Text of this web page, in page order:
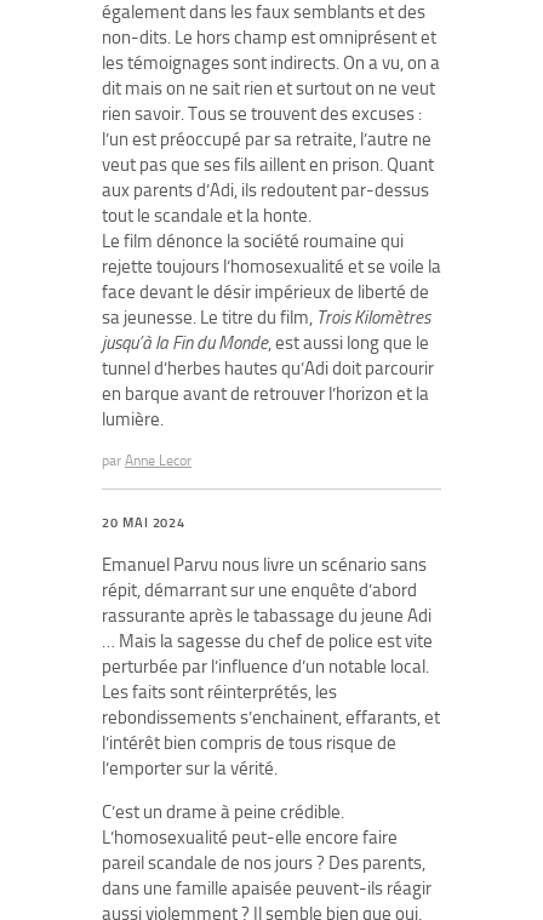
également dans les faux semblants et des
non-dits. Le hors champ est omniprésent et
les témoignages sont indirects. On a vu, on a
dit mais on ne sait rien et surtout on ne veut
rien savoir. Tous se trouvent des excuses :
l’un est préoccupé par sa retraite, l’autre ne
veut pas que ses fils aillent en prison. Quant
aux parents d’Adi, ils redoutent par-dessus
tout le scandale et la honte.
Le film dénonce la société roumaine qui
rejette toujours l’homosexualité et se voile la
face devant le désir impérieux de liberté de
sa jeunesse. Le titre du film, Trois Kilomètres
jusqu’à la Fin du Monde, est aussi long que le
tunnel d’herbes hautes qu’Adi doit parcourir
en barque avant de retrouver l’horizon et la
lumière.
par Anne Lecor
20 MAI 2024
Emanuel Parvu nous livre un scénario sans
répit, démarrant sur une enquête d’abord
rassurante après le tabassage du jeune Adi
… Mais la sagesse du chef de police est vite
perturbée par l’influence d’un notable local.
Les faits sont réinterprétés, les
rebondissements s’enchainent, effarants, et
l’intérêt bien compris de tous risque de
l’emporter sur la vérité.
C’est un drame à peine crédible.
L’homosexualité peut-elle encore faire
pareil scandale de nos jours ? Des parents,
dans une famille apaisée peuvent-ils réagir
aussi violemment ? Il semble bien que oui,